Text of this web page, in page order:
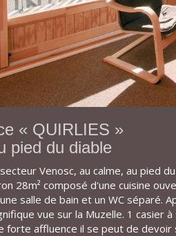
« QUIRLIES »
pied du diable
Venosc, au calme, au pied
28m² composé d'une cuisine
salle de bain et un WC séparé.
vue sur la Muzelle. 1 casier
forte affluence il se peut de